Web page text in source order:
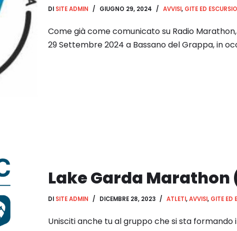
DI SITE ADMIN GIUGNO 29, 2024 AVVISI, GITE ED
Come già come comunicato su Radio
29 Settembre 2024 a Bassano del Grappa, in
Lake Garda Marathon
DI SITE ADMIN DICEMBRE 28, 2023 ATLETI,AVVISI, GITE ED
Unisciti anche tu al gruppo che si sta